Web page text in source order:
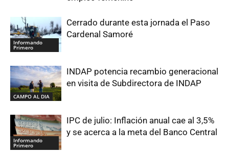
Informando
Primero
Cerrado durante esta jornada el Paso
Cardenal Samoré
CAMPO AL DIA
INDAP potencia recambio generacional
en visita de Subdirectora de INDAP
Informando
Primero
IPC de julio: Inflación anual cae al 3,5%
y se acerca a la meta del Banco Central